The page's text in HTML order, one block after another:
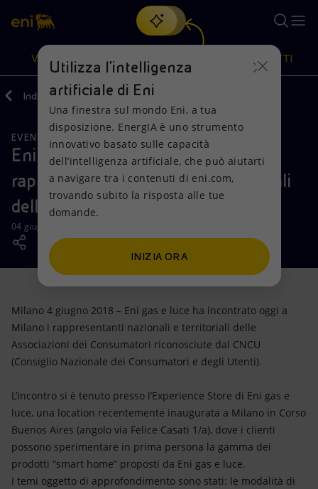
Cerca
scopri EnergIA, la nostra nuova soluzione di intelligenza
artificiale.
VISIONE
Visione
Mission e valori
Persone e Partnership
Net Zero
Modello satellitare
Energia accessibile
Innovazione
Scenari energetici
Azioni
Diversificazione energetica
Tecnologie per la transizione
Collaborazioni per l'innovazione
Attività nel mondo
PRODOTTI
Prodotti
Casa
Imprese
Mobilità
Indietro Media News
EVENTI
Eni gas e luce incontra a Milano i
rappresentanti nazionali e territoriali
delle Associazioni dei Consumatori
04 giugno 2018 - 13:50 CEST
Milano 4 giugno 2018 – Eni gas e luce ha incontrato oggi a
Milano i rappresentanti nazionali e territoriali delle
Associazioni dei Consumatori riconosciute dal CNCU
(Consiglio Nazionale dei Consumatori e degli Utenti).
L’incontro si è tenuto presso l’Experience Store di Eni gas e
luce, una location recentemente inaugurata a Milano in Corso
Buenos Aires (angolo via Felice Casati 1/a), dove i clienti
possono sperimentare in prima persona la gamma dei
prodotti “smart home” proposti da Eni gas e luce.
I temi oggetto di approfondimento sono stati: le modalità di
Utilizza l'intelligenza
artificiale di Eni
Una finestra sul mondo Eni, a tua
disposizione. EnergIA è uno strumento
innovativo basato sulle capacità
dell’intelligenza artificiale, che può aiutarti
a navigare tra i contenuti di eni.com,
trovando subito la risposta alle tue
domande.
INIZIA ORA